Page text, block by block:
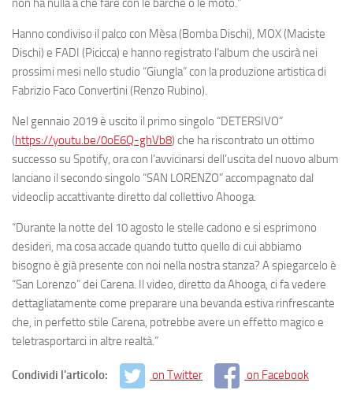
non ha nulla a che fare con le barche o le moto.”
Hanno condiviso il palco con Mèsa(Bomba Dischi), MOX(Maciste
Dischi) e FADI (Picicca) e hanno registrato l’album che uscirà nei
prossimi mesi nello studio “Giungla” con la produzione artistica di
Fabrizio Faco Convertini (Renzo Rubino).
Nel gennaio 2019 è uscito il primo singolo “DETERSIVO”
(https://youtu.be/0oE6Q-ghVb8) che ha riscontrato un ottimo
successo su Spotify, ora con l’avvicinarsi dell’uscita del nuovo album
lanciano il secondo singolo “SAN LORENZO” accompagnato dal
videoclip accattivante diretto dal collettivo Ahooga.
“Durante la notte del 10 agosto le stelle cadono e si esprimono
desideri, ma cosa accade quando tutto quello di cui abbiamo
bisogno è già presente con noi nella nostra stanza? A spiegarcelo è
“San Lorenzo” dei Carena. Il video, diretto daAhooga, ci fa vedere
dettagliatamente come preparare una bevanda estiva rinfrescante
che, in perfetto stile Carena, potrebbe avere un effetto magico e
teletrasportarci in altre realtà.”
Condividi l'articolo: on Twitter on Facebook